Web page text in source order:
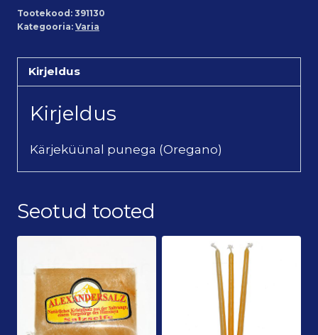
Tootekood: 391130
Kategooria: Varia
Kirjeldus
Kirjeldus
Kärjeküünal punega (Oregano)
Seotud tooted